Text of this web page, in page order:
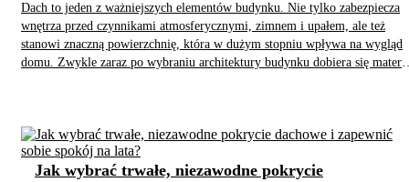
Dach to jeden z ważniejszych elementów budynku. Nie tylko zabezpiecza
wnętrza przed czynnikami atmosferycznymi, zimnem i upałem, ale też
stanowi znaczną powierzchnię, która w dużym stopniu wpływa na wygląd
domu. Zwykle zaraz po wybraniu architektury budynku dobiera się
Jak wybrać trwałe, niezawodne pokrycie